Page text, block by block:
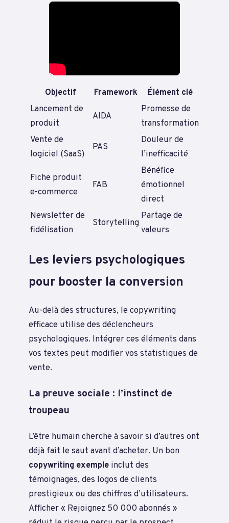
Objectif Framework
Élément clé
Lancement de
produit
AIDA
Promesse de
transformation
Vente de
logiciel (SaaS)
PAS
Douleur de
l’inefficacité
Fiche produit
e-commerce
FAB
Bénéfice
émotionnel
direct
Newsletter de
fidélisation
Storytelling
Partage de
valeurs
Les leviers psychologiques
pour booster la conversion
Au-delà des structures, le copywriting
efficace utilise des déclencheurs
psychologiques. Intégrer ces éléments dans
vos textes peut modifier vos statistiques de
vente.
La preuve sociale : l’instinct de
troupeau
L’être humain cherche à savoir si d’autres ont
déjà fait le saut avant d’acheter. Un bon
copywriting exemple inclut des
témoignages, des logos de clients
prestigieux ou des chiffres d’utilisateurs.
Afficher « Rejoignez 50 000 abonnés »